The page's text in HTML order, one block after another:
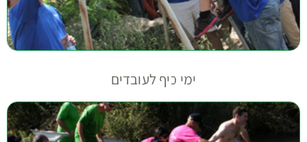
ימי כיף לעובדים